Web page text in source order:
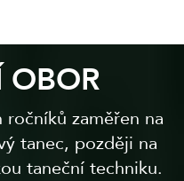
OBOR
zaměřen na
tanec, později na
taneční techniku.